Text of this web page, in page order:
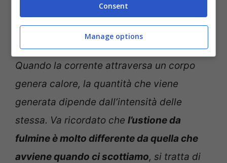
spiega lo specialista:“Correnti così
elevate possono causare un’altra serie di
danni che somigliano a quelli da ustione.
Quando la corrente attraversa un corpo
genera calore, la quantità che viene
generata dipende dall’intensità delle
stessa. Va ricordato che l’ustione da
fulmine è molto differente da quella che
avviene quando ci scottiamo, si tratta di
Consent
Manage options